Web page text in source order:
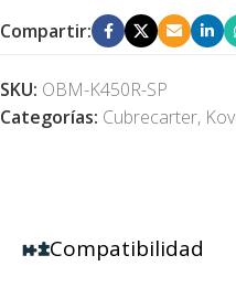
Compartir:
SKU: OBM-K450R-SP
Categorías: Cubrecarter,
Compatibilidad